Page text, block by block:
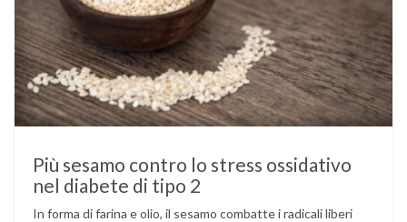
Più sesamo contro lo stress ossidativo
nel diabete di tipo 2
In forma di farina e olio, il sesamo combatte i radicali liberi